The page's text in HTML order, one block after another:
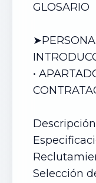
GLOSARIO
•
Selección